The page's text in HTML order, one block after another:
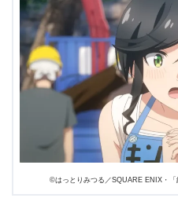
©はっとりみつる／SQUARE ENIX・